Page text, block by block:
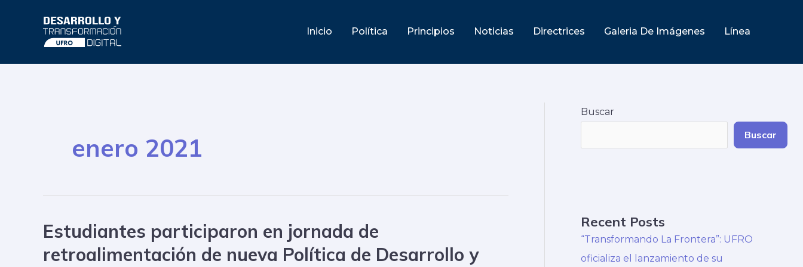
contenido
Inicio Política Principios Noticias Directrices Galeria De Imágenes Línea
enero 2021
Estudiantes participaron en jornada de
retroalimentación de nueva Política de Desarrollo y
Estudiantes
participaron
en
Buscar
Buscar
Recent Posts
“Transformando La Frontera”: UFRO
oficializa el lanzamiento de su